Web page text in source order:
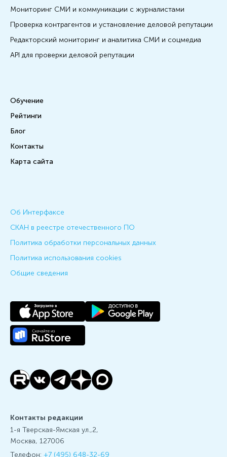
Мониторинг СМИ и коммуникации с журналистами
Проверка контрагентов и установление деловой репутации
Редакторский мониторинг и аналитика СМИ и соцмедиа
API для проверки деловой репутации
Обучение
Рейтинги
Блог
Контакты
Карта сайта
Об Интерфаксе
СКАН в реестре отечественного ПО
Политика обработки персональных данных
Политика использования cookies
Общие сведения
Контакты редакции
1-я Тверская-Ямская ул.,2,
Москва, 127006
Телефон: +7 (495) 648-32-69